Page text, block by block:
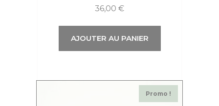
36,00 €
AJOUTER AU PANIER
Promo !